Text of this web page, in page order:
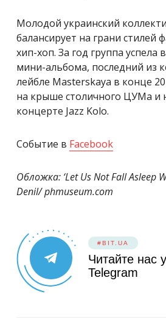
Молодой украинский
балансирует на грани стилей
хип-хоп. За год группа успела
мини-альбома, последний из
лейбле Masterskaya в конце
на крыше столичного ЦУМа и
концерте Jazz Kolo.
Событие в Facebook
Обложка: ‘Let Us Not Fall Asleep
Denil/ phmuseum.com
#BIT.UA
Читайте нас у
Telegram